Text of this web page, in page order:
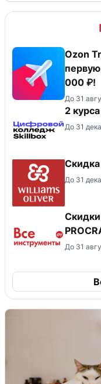
Ozon
000 ₽!
До 31
2
До 31
До 31
До 31